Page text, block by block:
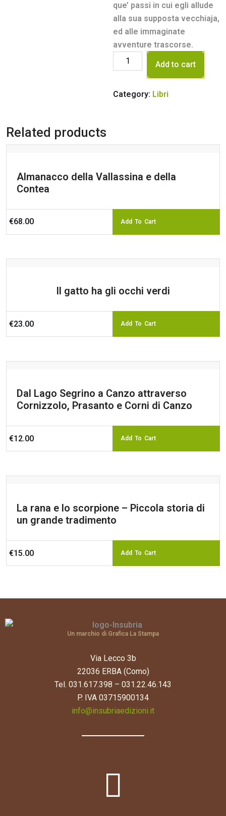
que’ passi in cui egli allude
alla sua supposta vecchiaja,
ed alle immaginate
avventure trascorse.
Add to cart
Category: Libri
Related products
Almanacco della Vallassina e della
Contea
€68.00 Add To Cart
Il gatto ha gli occhi verdi
€23.00 Add To Cart
Dal Lago Segrino a Canzo attraverso
Cornizzolo, Prasanto e Corni di Canzo
€12.00 Add To Cart
La rana e lo scorpione – Piccola storia di
un grande tradimento
€15.00 Add To Cart
Un marchio di Grafica La Stampa
Via Lecco 3b
22036 ERBA (Como)
Tel. 031.617.398 – 031.22.46.143
P. IVA 03715900134
info@insubriaedizioni.it